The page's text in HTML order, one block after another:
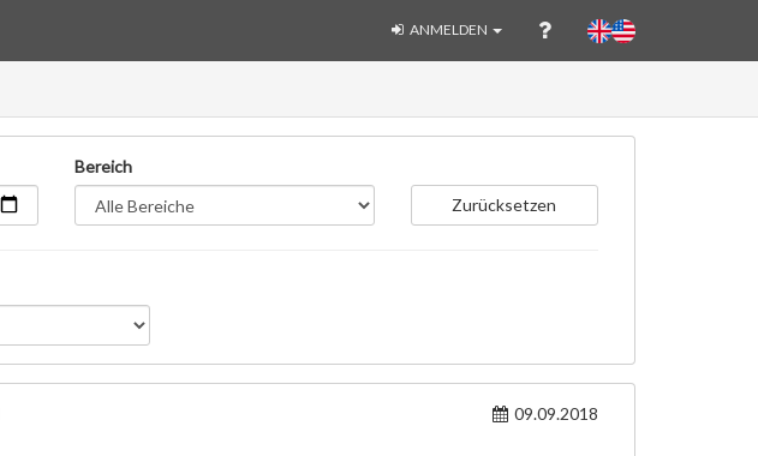
ANMELDEN
Bereich
Zurücksetzen
09.09.2018